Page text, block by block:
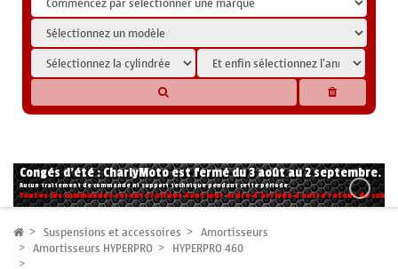
Congés d'été : CharlyMoto est fermé du 3 août au 2 septembre.
Aucun traitement de commande ni support technique pendant cette période.
Toutes les commandes seront traitées dans leur ordre d'arrivée à notre retour de
Suspensions et accessoires Amortisseurs
Amortisseurs HYPERPRO
HYPERPRO 460